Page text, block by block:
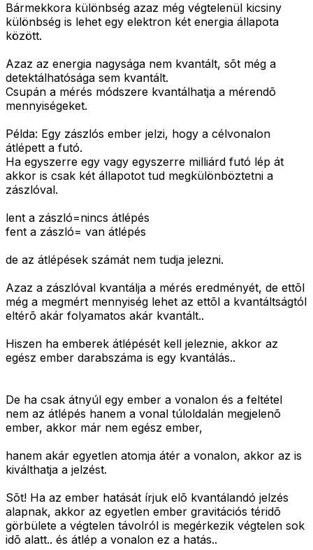
Bármekkora különbség azaz még végtelenül kicsiny
különbség is lehet egy elektron két energia állapota
között.
Azaz az energia nagysága nem kvantált, sõt még a
detektálhatósága sem kvantált.
Csupán a mérés módszere kvantálhatja a mérendõ
mennyiségeket.
Példa: Egy zászlós ember jelzi, hogy a célvonalon
átlépett a futó.
Ha egyszerre egy vagy egyszerre milliárd futó lép át
akkor is csak két állapotot tud megkülönböztetni a
zászlóval.
lent a zászló=nincs átlépés
fent a zászló= van átlépés
de az átlépések számát nem tudja jelezni.
Azaz a zászlóval kvantálja a mérés eredményét, de ettõl
még a megmért mennyiség lehet az ettõl a kvantáltságtól
eltérõ akár folyamatos akár kvantált..
Hiszen ha emberek átlépését kell jeleznie, akkor az
egész ember darabszáma is egy kvantálás..
De ha csak átnyúl egy ember a vonalon és a feltétel
nem az átlépés hanem a vonal túloldalán megjelenõ
ember, akkor már nem egész ember,
hanem akár egyetlen atomja átér a vonalon, akkor az is
kiválthatja a jelzést.
Sõt! Ha az ember hatását írjuk elõ kvantálandó jelzés
alapnak, akkor az egyetlen ember gravitációs téridõ
görbülete a végtelen távolról is megérkezik végtelen sok
idõ alatt.. és átlép a vonalon ez a hatás..